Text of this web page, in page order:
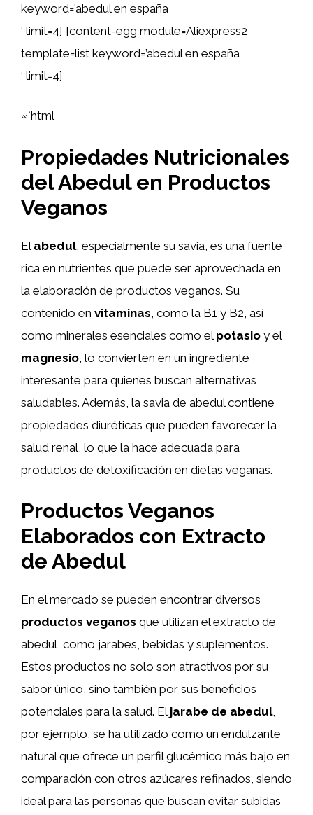
keyword=’abedul en españa
‘ limit=4] [content-egg module=Aliexpress2
template=list keyword=’abedul en españa
‘ limit=4]
«`html
Propiedades Nutricionales
del Abedul en Productos
Veganos
El abedul, especialmente su savia, es una fuente
rica en nutrientes que puede ser aprovechada en
la elaboración de productos veganos. Su
contenido en vitaminas , como la B1 y B2, así
como minerales esenciales como el potasio y el
magnesio , lo convierten en un ingrediente
interesante para quienes buscan alternativas
saludables. Además, la savia de abedul contiene
propiedades diuréticas que pueden favorecer la
salud renal, lo que la hace adecuada para
productos de detoxificación en dietas veganas.
Productos Veganos
Elaborados con Extracto
de Abedul
En el mercado se pueden encontrar diversos
productos veganos que utilizan el extracto de
abedul, como jarabes, bebidas y suplementos.
Estos productos no solo son atractivos por su
sabor único, sino también por sus beneficios
potenciales para la salud. El jarabe de abedul,
por ejemplo, se ha utilizado como un endulzante
natural que ofrece un perfil glucémico más bajo en
comparación con otros azúcares refinados, siendo
ideal para las personas que buscan evitar subidas